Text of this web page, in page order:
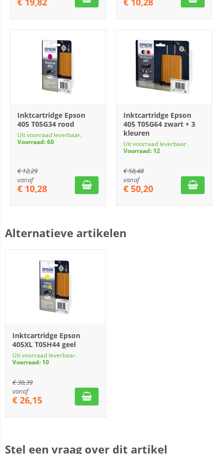
Inktcartridge Epson
405 T05G34 rood
Uit voorraad leverbaar.
Voorraad: 60
€12,29
vanaf
€ 10,28
Inktcartridge Epson
405 T05G64 zwart + 3
kleuren
Uit voorraad leverbaar.
Voorraad: 12
€58,48
vanaf
€ 50,20
Alternatieve artikelen
Inktcartridge Epson
405XL T05H44 geel
Uit voorraad leverbaar.
Voorraad: 10
€30,39
vanaf
€ 26,15
Stel een vraag over dit artikel